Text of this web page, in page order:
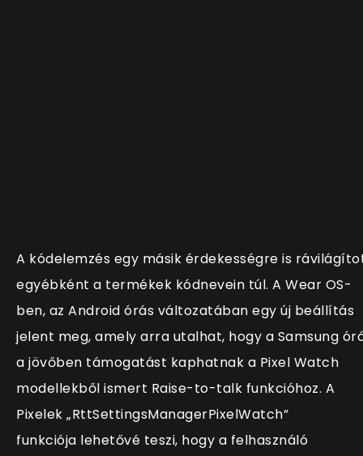
A kódelemzés egy másik érdekességre is
egyébként a termékek kódnevein túl. A Wear OS-
ben, az Android órás változatában egy új beállítás
jelent meg, amely arra utalhat, hogy a Samsung
a jövőben támogatást kaphatnak a Pixel Watch
modellekből ismert Raise-to-talk funkcióhoz. A
Pixelek „RttSettingsManagerPixelWatch”
funkciója lehetővé teszi, hogy a felhasználó